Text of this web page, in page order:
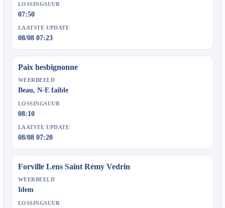
LOSSINGSUUR
07:50
LAATSTE UPDATE
08/08 07:23
Paix hesbignonne
WEERBEELD
Beau, N-E faible
LOSSINGSUUR
08:10
LAATSTE UPDATE
08/08 07:20
Forville Lens Saint Rémy Vedrin
WEERBEELD
Idem
LOSSINGSUUR